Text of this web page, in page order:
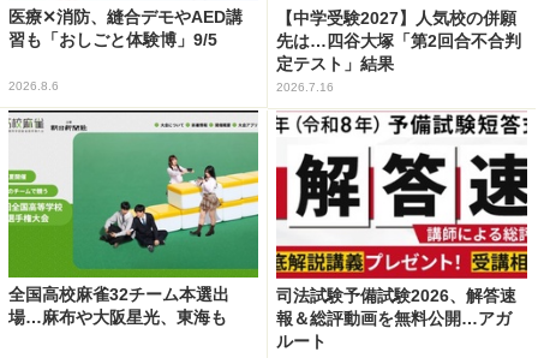
医療✕消防、縫合デモやAED講
習も「おしごと体験博」9/5
2026.8.6
【中学受験2027】人気校の併願
先は…四谷大塚「第2回合不合判
定テスト」結果
2026.7.16
全国高校麻雀32チーム本選出
場…麻布や大阪星光、東海も
司法試験予備試験2026、解答速
報＆総評動画を無料公開…アガ
ルート